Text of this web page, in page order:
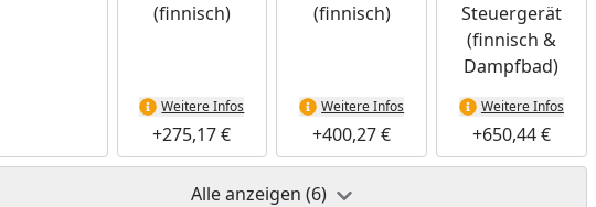
(finnisch)
Weitere Infos
+275,17 €
(finnisch)
Weitere Infos
+400,27 €
Steuergerät
(finnisch &
Dampfbad)
Weitere Infos
+650,44 €
Alle anzeigen (6)